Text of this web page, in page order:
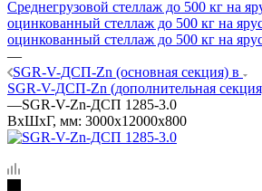
Среднегрузовой стеллаж до 500 кг на
оцинкованный стеллаж до 500 кг на
оцинкованный стеллаж до 500 кг на
—
SGR-V-ДСП-Zn (основная секция) в
SGR-V-ДСП-Zn (дополнительная
—SGR-V-Zn-ДСП 1285-3.0
ВхШхГ, мм: 3000x12000x800